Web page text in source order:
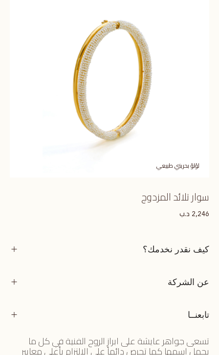
لؤلؤ بحريني طبيعي
سوار تلائد المزدوج
2,246 د.ب
كيف نقدر نخدمك؟
عن الشركة
تابعنــا
تسعى جواهر عايشة على ابراز الروح الفنية في كل ما
يحمل اسمها كما تحرص دائماً على الالتزام بأعلى معايير